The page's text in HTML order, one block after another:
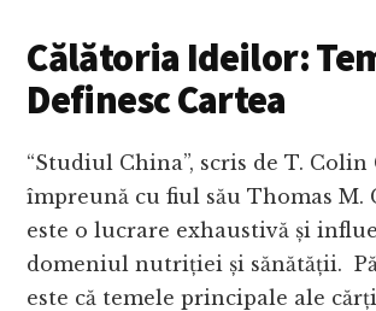
Călătoria Ideilor:
Definesc Cartea
“Studiul China”, scris de T. Colin
împreună cu fiul său Thomas M.
este o lucrare exhaustivă și
domeniul nutriției și sănătății.
este că temele principale ale